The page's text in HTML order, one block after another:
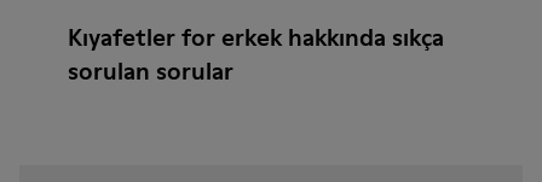
Kıyafetler for erkek hakkında sıkça
sorulan sorular